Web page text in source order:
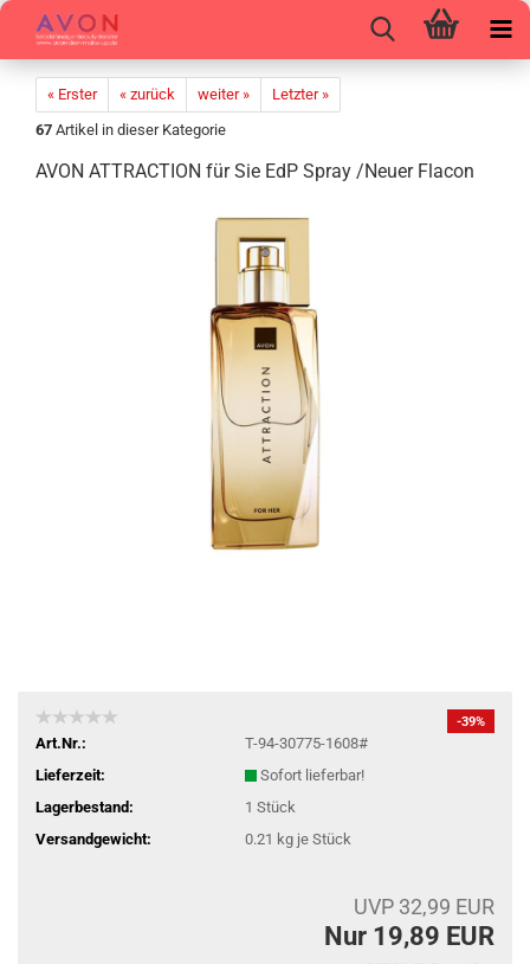
« Erster « zurück weiter »
Letzter »
67 Artikel in dieser Kategorie
AVON AT­TRAC­TION für Sie EdP Spray /Neuer Fla­con
-39%
Art.Nr.:
T-94-30775-1608#
Lieferzeit:
Sofort lieferbar!
Lagerbestand:
1 Stück
Versandgewicht:
0.21 kg je Stück
UVP 32,99 EUR
Nur 19,89 EUR